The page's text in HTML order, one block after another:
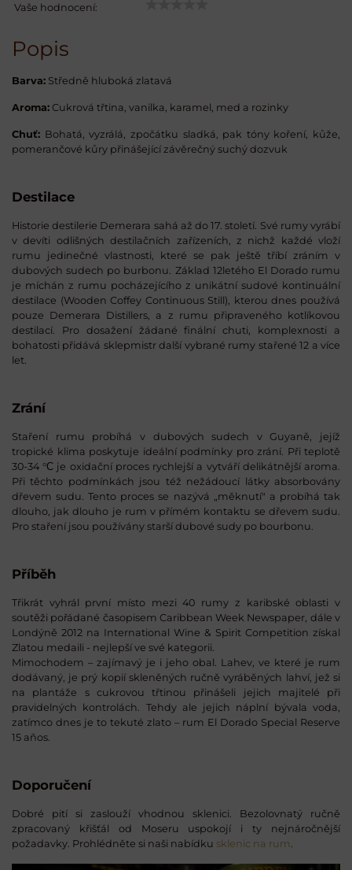
Vaše hodnocení:
Popis
Barva: Středně hluboká zlatavá
Aroma: Cukrová třtina, vanilka, karamel, med a rozinky
Chuť: Bohatá, vyzrálá, zpočátku sladká, pak tóny koření, kůže,
pomerančové kůry přinášející závěrečný suchý dozvuk
Destilace
Historie destilerie Demerara sahá až do 17. století. Své rumy vyrábí
v devíti odlišných destilačních zařízeních, z nichž každé vloží
rumu jedinečné vlastnosti, které se pak ještě tříbí zráním v
dubových sudech po burbonu. Základ 12letého El Dorado rumu
je míchán z rumu pocházejícího z unikátní sudové kontinuální
destilace (Wooden Coffey Continuous Still), kterou dnes používá
pouze Demerara Distillers, a z rumu připraveného kotlíkovou
destilací. Pro dosažení žádané finální chuti, komplexnosti a
bohatosti přidává sklepmistr další vybrané rumy stařené 12 a více
let.
Zrání
Staření rumu probíhá v dubových sudech v Guyaně, jejíž
tropické klima poskytuje ideální podmínky pro zrání. Při teplotě
30-34 °С je oxidační proces rychlejší a vytváří delikátnější aroma.
Při těchto podmínkách jsou též nežádoucí látky absorbovány
dřevem sudu. Tento proces se nazývá „měknutí" a probíhá tak
dlouho, jak dlouho je rum v přímém kontaktu se dřevem sudu.
Pro staření jsou používány starší dubové sudy po bourbonu.
Příběh
Třikrát vyhrál první místo mezi 40 rumy z karibské oblasti v
soutěži pořádané časopisem Caribbean Week Newspaper, dále v
Londýně 2012 na International Wine & Spirit Competition získal
Zlatou medaili - nejlepší ve své kategorii.
Mimochodem – zajímavý je i jeho obal. Lahev, ve které je rum
dodávaný, je prý kopií skleněných ručně vyráběných lahví, jež si
na plantáže s cukrovou třtinou přinášeli jejich majitelé při
pravidelných kontrolách. Tehdy ale jejich náplní bývala voda,
zatímco dnes je to tekuté zlato – rum El Dorado Special Reserve
15 años.
Doporučení
Dobré pití si zaslouží vhodnou sklenici. Bezolovnatý ručně
zpracovaný křišťál od Moseru uspokojí i ty nejnáročnější
požadavky. Prohlédněte si naši nabídku sklenic na rum